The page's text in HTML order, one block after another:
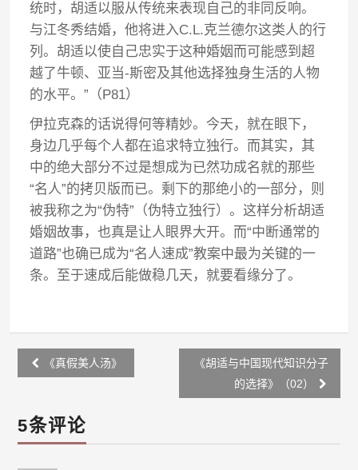
统时，胡适以服从传统来表现自己的非同反响。
与江冬秀结婚，他将进入C.L.克兰德尔这类人的行
列。胡适以使自己忠实于这种婚姻而可能感到超
越了牛顿、亚当-斯密及其他选择独身生活的人物
的水平。”（P81）
伊拉克森的话说得何等精妙。今天，就在眼下，
身边几乎每个人都在追求特立独行。而其实，其
中的绝大部分不过是想成为已然功成名就的那些
“名人”的拷贝版而已。剩下的那绝小的一部分，则
被我称之为“伪特”（伪特立独行）。这样分析胡适
婚姻故事，也真是让人眼界大开。而“中断通常的
道路”也确已成为“名人速成”教案中最为关键的一
条。至于速成后能做稳几天，就要看缘分了。
Post
navigation
《真假美人汤》
《胡适与中国现代知识分子
的选择》（02）
5条评论